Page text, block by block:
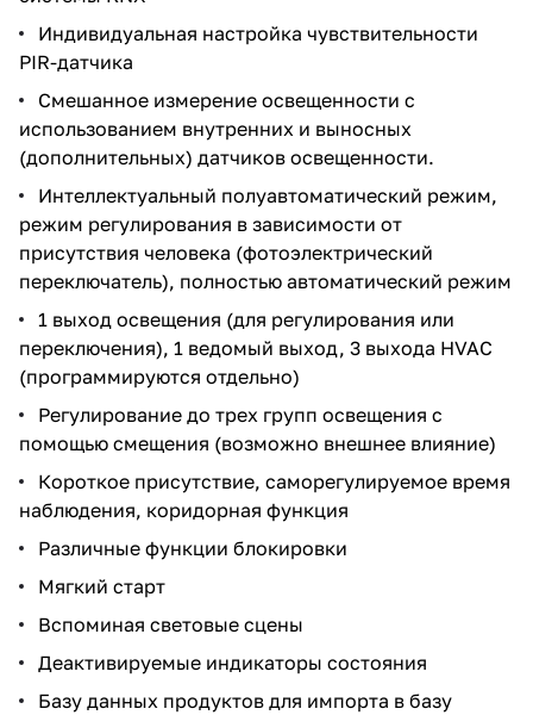
Индивидуальная настройка чувствительности
PIR-датчика
Смешанное измерение освещенности с
использованием внутренних и выносных
(дополнительных) датчиков освещенности.
Интеллектуальный полуавтоматический режим,
режим регулирования в зависимости от
присутствия человека (фотоэлектрический
переключатель), полностью автоматический режим
1 выход освещения (для регулирования или
переключения), 1 ведомый выход, 3 выхода HVAC
(программируются отдельно)
Регулирование до трех групп освещения с
помощью смещения (возможно внешнее влияние)
Короткое присутствие, саморегулируемое время
наблюдения, коридорная функция
Различные функции блокировки
Мягкий старт
Вспоминая световые сцены
Деактивируемые индикаторы состояния
Базу данных продуктов для импорта в базу